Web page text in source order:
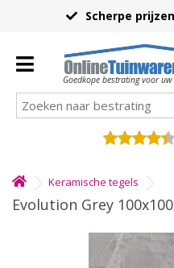
Scherpe
Goedkope bestrating voor
Keramische tegels
Evolution Grey